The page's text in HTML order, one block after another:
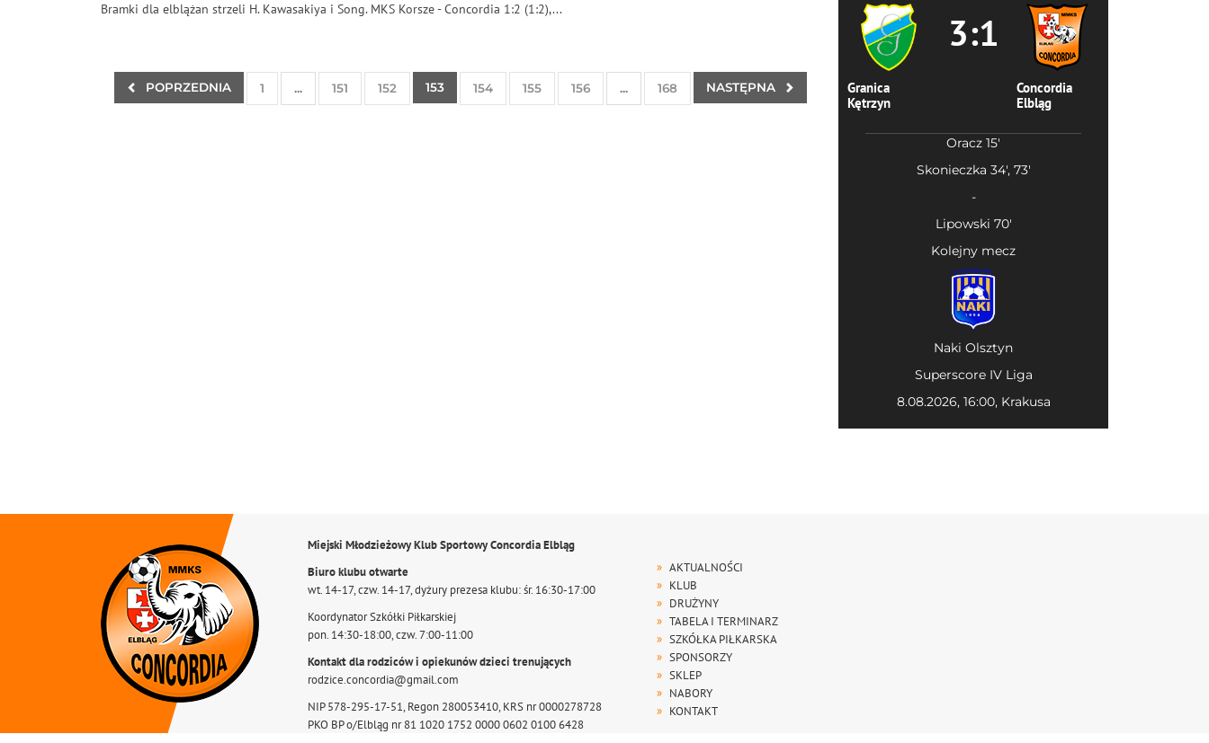
Bramki dla elblążan strzeli H. Kawasakiya i Song. MKS Korsze - Concordia 1:2 (1:2),...
POPRZEDNIA 1 ... 151 152 153 154 155 156 ... 168 NASTĘPNA
Granica
Kętrzyn
3:1
Concordia
Elbląg
Oracz 15'
Skonieczka 34', 73'
-
Lipowski 70'
Kolejny mecz
Naki Olsztyn
Superscore IV Liga
8.08.2026, 16:00, Krakusa
Miejski Młodzieżowy Klub Sportowy Concordia Elbląg
Biuro klubu otwarte
wt. 14-17, czw. 14-17, dyżury prezesa klubu: śr. 16:30-17:00
Koordynator Szkółki Piłkarskiej
pon. 14:30-18:00, czw. 7:00-11:00
Kontakt dla rodziców i opiekunów dzieci trenujących
rodzice.concordia@gmail.com
NIP 578-295-17-51, Regon 280053410, KRS nr 0000278728
PKO BP o/Elbląg nr 81 1020 1752 0000 0602 0100 6428
AKTUALNOŚCI
KLUB
DRUŻYNY
TABELA I TERMINARZ
SZKÓŁKA PIŁKARSKA
SPONSORZY
SKLEP
NABORY
KONTAKT